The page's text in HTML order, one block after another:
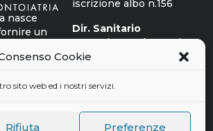
Cookie
sito web ed i nostri servizi.
Rifiuta Preferenze
nasce
un
delle
persone
iscrizione albo n.156
Dir. Sanitario
Dott. Alessandro Rosi
iscrizione albo n.1561